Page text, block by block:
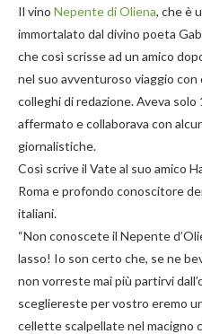
Il vino Nepente di Oliena, che è
immortalato dal divino poeta
che così scrisse ad un amico
nel suo avventuroso viaggio con
colleghi di redazione. Aveva
affermato e collaborava con
giornalistiche.
Così scrive il Vate al suo amico
Roma e profondo conoscitore
italiani.
“Non conoscete il Nepente
lasso! Io son certo che, se ne
non vorreste mai più partirvi
scegliereste per vostro eremo
cellette scalpellate nel macigno